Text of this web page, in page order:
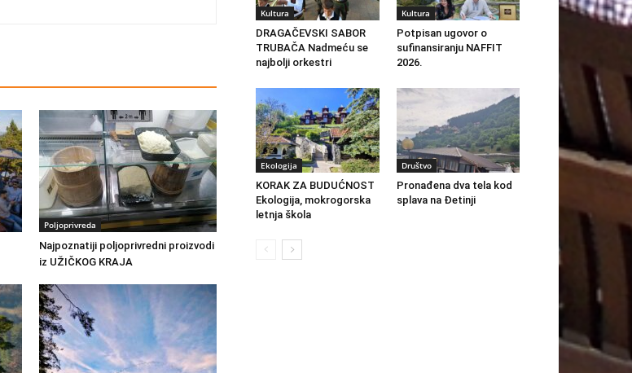
Poljoprivreda
Najpoznatiji poljoprivredni proizvodi
iz UŽIČKOG KRAJA
Kultura
DRAGAČEVSKI SABOR
TRUBAČA Nadmeću se
najbolji orkestri
Kultura
Potpisan ugovor o
sufinansiranju NAFFIT
2026.
Ekologija
KORAK ZA BUDUĆNOST
Ekologija, mokrogorska
letnja škola
Društvo
Pronađena dva tela kod
splava na Đetinji